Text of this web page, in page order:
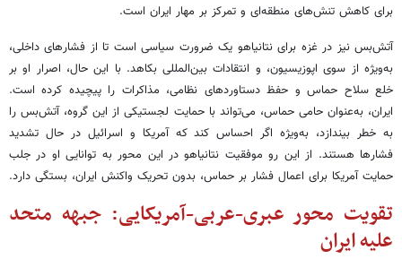
برای کاهش تنش‌های منطقه‌ای و تمرکز بر مهار ایران است.
آتش‌بس نیز در غزه برای نتانیاهو یک ضرورت سیاسی است تا از فشارهای داخلی،
به‌ویژه از سوی اپوزیسیون، و انتقادات بین‌المللی بکاهد. با این حال، اصرار او بر
خلع سلاح حماس و حفظ دستاوردهای نظامی، مذاکرات را پیچیده کرده است.
ایران، به‌عنوان حامی حماس، می‌تواند با حمایت لجستیکی از این گروه، آتش‌بس را
به خطر بیندازد، به‌ویژه اگر احساس کند که آمریکا و اسرائیل در حال تشدید
فشارها هستند. از این رو موفقیت نتانیاهو در این محور به توانایی او در جلب
حمایت آمریکا برای اعمال فشار بر حماس، بدون تحریک واکنش ایران، بستگی دارد.
تقویت محور عبری-عربی-آمریکایی: جبهه متحد
علیه ایران